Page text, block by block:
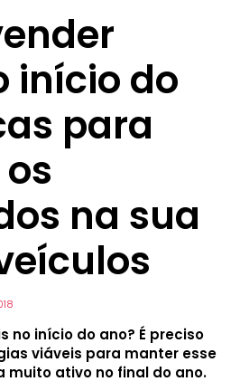
início do
para
na sua
no início do ano? É preciso
viáveis para manter esse
muito ativo no final do ano.